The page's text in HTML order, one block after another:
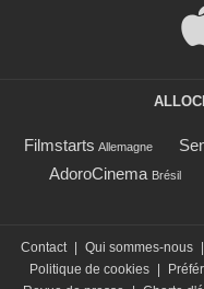
Filmstarts Allemagne
AdoroCinema Brésil
Contact | Qui sommes-nous |
Politique de cookies |